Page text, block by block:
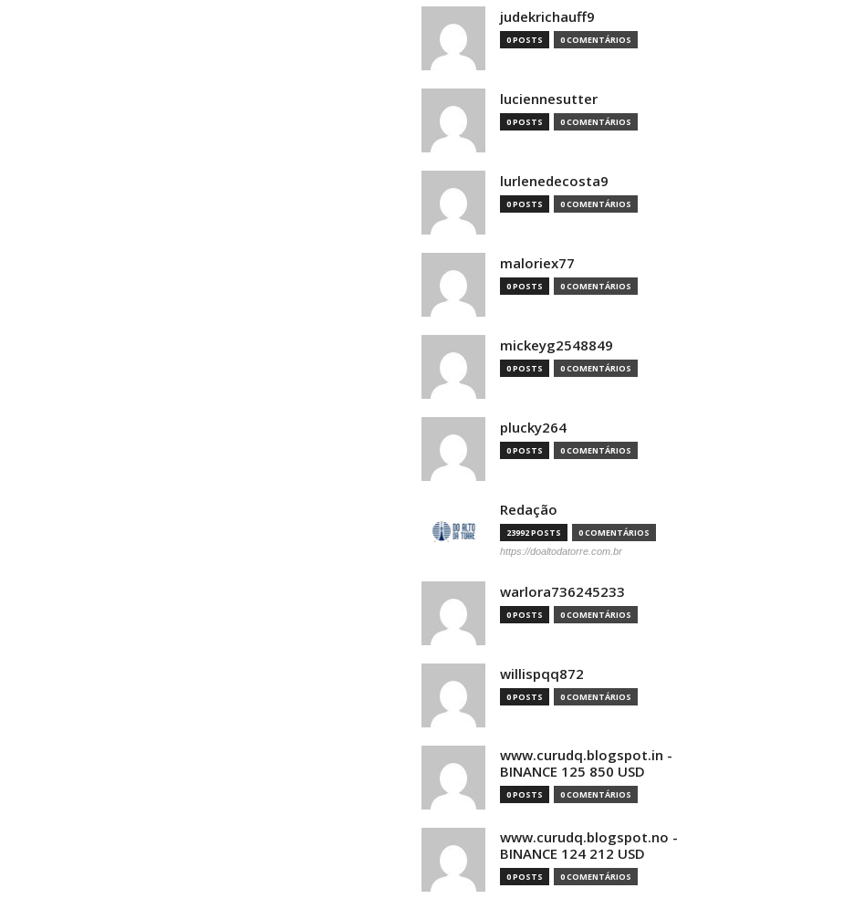
judekrichauff9
0 POSTS 0 COMENTÁRIOS
luciennesutter
0 POSTS 0 COMENTÁRIOS
lurlenedecosta9
0 POSTS 0 COMENTÁRIOS
maloriex77
0 POSTS 0 COMENTÁRIOS
mickeyg2548849
0 POSTS 0 COMENTÁRIOS
plucky264
0 POSTS 0 COMENTÁRIOS
Redação
23992 POSTS 0 COMENTÁRIOS
https://doaltodatorre.com.br
warlora736245233
0 POSTS 0 COMENTÁRIOS
willispqq872
0 POSTS 0 COMENTÁRIOS
www.curudq.blogspot.in -
BINANCE 125 850 USD
0 POSTS 0 COMENTÁRIOS
www.curudq.blogspot.no -
BINANCE 124 212 USD
0 POSTS 0 COMENTÁRIOS